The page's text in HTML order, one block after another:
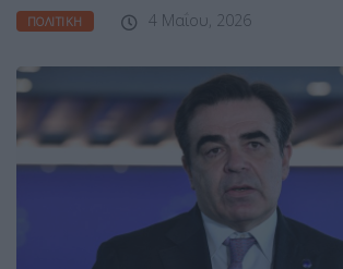
ΠΟΛΙΤΙΚΉ 4 Μαΐου, 2026